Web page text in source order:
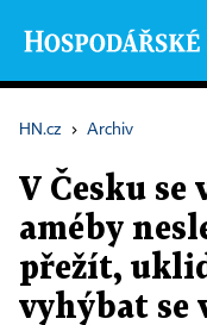
HN.cz › Archiv
V Česku se
améby
přežít,
vyhýbat se